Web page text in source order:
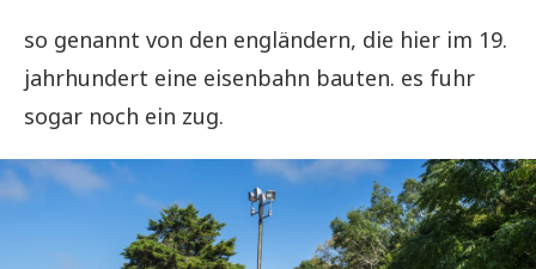
so genannt von den engländern, die hier im 19.
jahrhundert eine eisenbahn bauten. es fuhr
sogar noch ein zug.